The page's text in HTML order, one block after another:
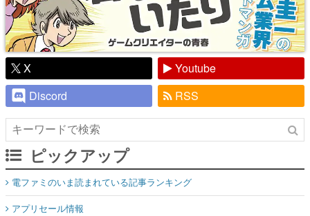
X
Youtube
Discord
RSS
ピックアップ
電ファミのいま読まれている記事ランキング
アプリセール情報